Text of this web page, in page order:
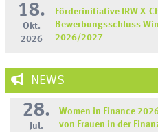
18.
Okt.
2026
Förderinitiative IRW X-
Bewerbungsschluss
2026/2027
NEWS
28.
Jul.
Women in Finance
von Frauen in der